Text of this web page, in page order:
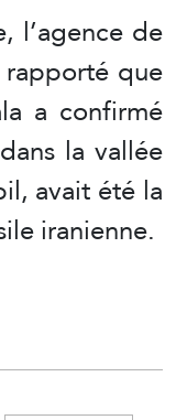
l’agence de
rapporté que
a confirmé
la vallée
avait été la
iranienne.